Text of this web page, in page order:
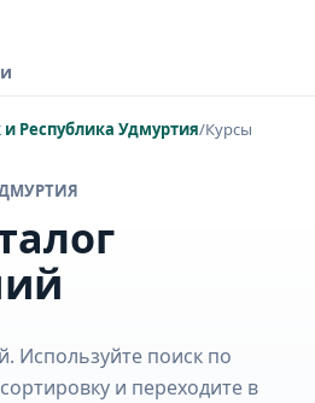
Республика Удмуртия/Курсы
Используйте поиск по
и переходите в